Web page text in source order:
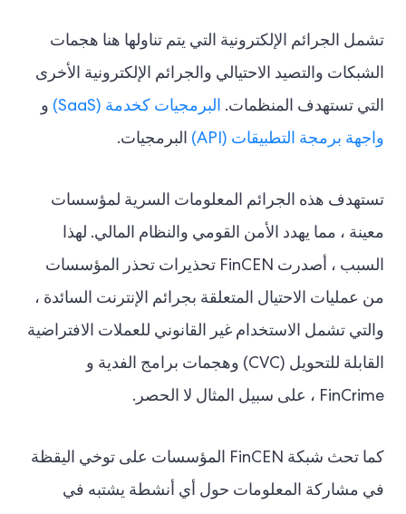
تشمل الجرائم الإلكترونية التي يتم تناولها هنا هجمات
الشبكات والتصيد الاحتيالي والجرائم الإلكترونية الأخرى
التي تستهدف المنظمات.
البرمجيات كخدمة (SaaS)
و
واجهة برمجة التطبيقات (API)
البرمجيات.
تستهدف هذه الجرائم المعلومات السرية لمؤسسات
معينة ، مما يهدد الأمن القومي والنظام المالي. لهذا
السبب ، أصدرت FinCEN تحذيرات تحذر المؤسسات
من عمليات الاحتيال المتعلقة بجرائم الإنترنت السائدة ،
والتي تشمل الاستخدام غير القانوني للعملات الافتراضية
القابلة للتحويل (CVC) وهجمات برامج الفدية و
FinCrime ، على سبيل المثال لا الحصر.
كما تحث شبكة FinCEN المؤسسات على توخي اليقظة
في مشاركة المعلومات حول أي أنشطة يشتبه في